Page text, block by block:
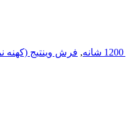
, فرش وینتیج (کهنه